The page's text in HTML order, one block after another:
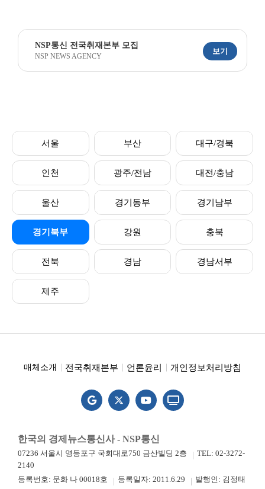
NSP통신 전국취재본부 모집
NSP NEWS AGENCY
보기
서울 부산 대구/경북
인천 광주/전남 대전/충남
울산 경기동부 경기남부
경기북부 강원 충북
전북 경남 경남서부
제주
매체소개 전국취재본부 언론윤리 개인정보처리방침
한국의 경제뉴스통신사 - NSP통신
07236 서울시 영등포구 국회대로750 금산빌딩 2층
TEL: 02-3272-
2140
등록번호: 문화 나 00018호
등록일자: 2011.6.29 발행인: 김정태